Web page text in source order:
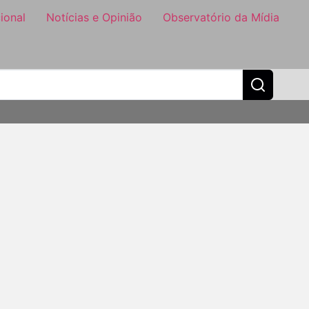
Notícias e Opinião Observatório da Mídia